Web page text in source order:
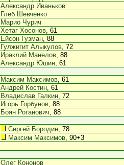
Александр Иваньков
Глеб Шевченко
Марио Чурич
Хетаг Хосонов, 61
Ейсон Гузман, 88
Гулжигит Алыкулов, 72
Ираклий Манелов, 88
Александр Юшин, 61
Максим Максимов, 61
Андрей Костин, 61
Владислав Галкин, 72
Игорь Горбунов, 88
Боян Роганович, 88
Сергей Бородин, 78
Максим Максимов, 90+3
Олег Кононов